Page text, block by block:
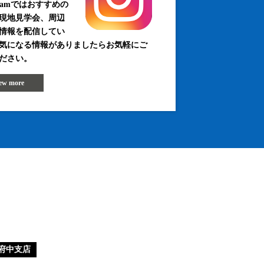
ではおすすめの
地見学会、周辺
報を配信してい
になる情報がありましたらお気軽にご
さい。
more
中支店